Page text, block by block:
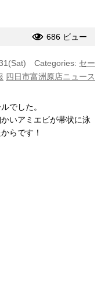
686 ビュー
Categories: セー
四日市富洲原店ニュース
でした。
いアミエビが帯状に泳
らです！